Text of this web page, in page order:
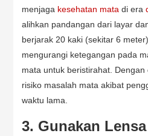
menjaga kesehatan mata di era
alihkan pandangan dari layar
berjarak 20 kaki (sekitar 6
mengurangi ketegangan pada
mata untuk beristirahat.
risiko masalah mata akibat
waktu lama.
3. Gunakan